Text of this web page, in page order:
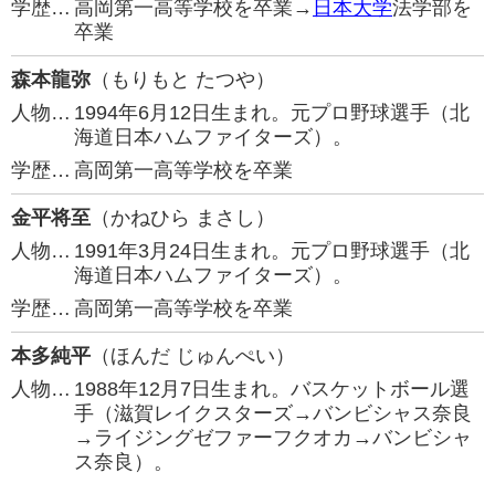
学歴… 高岡第一高等学校を卒業→ 日本大学法学部を
卒業
森本龍弥 （もりもと たつや）
人物… 1994年6月12日生まれ。元プロ野球選手（北
海道日本ハムファイターズ）。
学歴… 高岡第一高等学校を卒業
金平将至 （かねひら まさし）
人物… 1991年3月24日生まれ。元プロ野球選手（北
海道日本ハムファイターズ）。
学歴… 高岡第一高等学校を卒業
本多純平 （ほんだ じゅんぺい）
人物… 1988年12月7日生まれ。バスケットボール選
手（滋賀レイクスターズ→バンビシャス奈良
→ライジングゼファーフクオカ→バンビシャ
ス奈良）。